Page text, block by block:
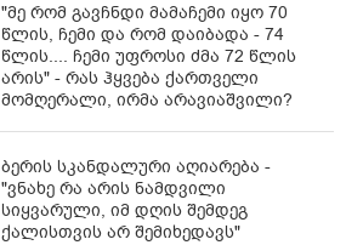
"მე რომ გავჩნდი მამაჩემი იყო 70
წლის, ჩემი და რომ დაიბადა - 74
წლის.... ჩემი უფროსი ძმა 72 წლის
არის" - რას ჰყვება ქართველი
მომღერალი, ირმა არავიაშვილი?
ბერის სკანდალური აღიარება -
"ვნახე რა არის ნამდვილი
სიყვარული, იმ დღის შემდეგ
ქალისთვის არ შემიხედავს"